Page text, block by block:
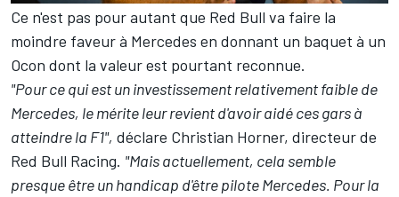
Ce n'est pas pour autant que Red Bull va faire la
moindre faveur à Mercedes en donnant un baquet à un
Ocon dont la valeur est pourtant reconnue.
"Pour ce qui est un investissement relativement faible de
Mercedes, le mérite leur revient d'avoir aidé ces gars à
atteindre la F1", déclare Christian Horner, directeur de
Red Bull Racing. "Mais actuellement, cela semble
presque être un handicap d'être pilote Mercedes. Pour la